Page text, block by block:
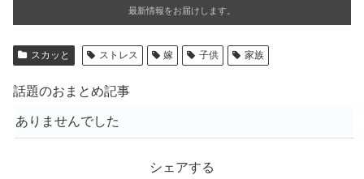
最新情報をお届けします。
スカッと ストレス 嫁 子供 家族
話題のおまとめ記事
ありませんでした
シェアする